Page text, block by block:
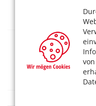
Zentrum
SNW